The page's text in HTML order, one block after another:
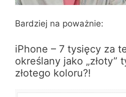
Bardziej na poważnie:
iPhone – 7 tysięcy za
określany jako „złoty”
złotego koloru?!